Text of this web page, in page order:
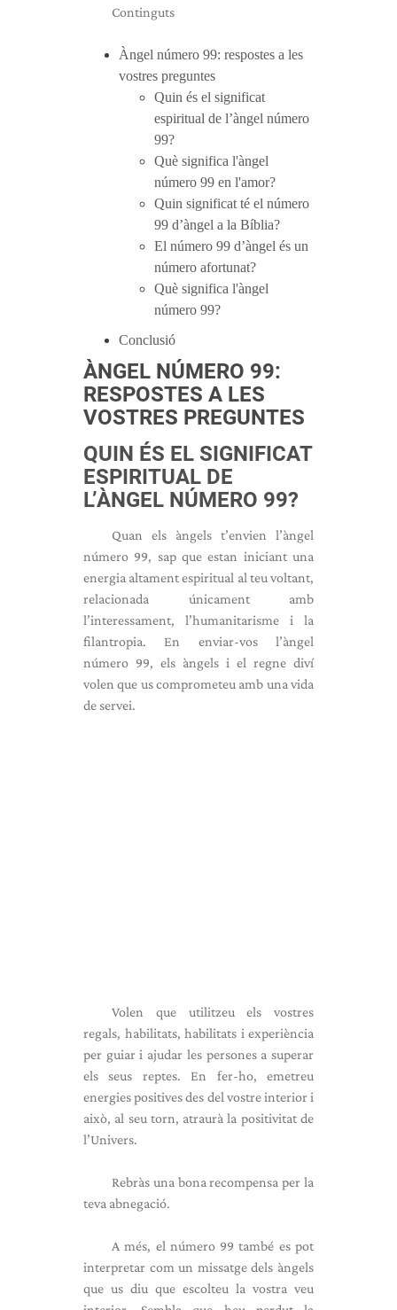
Continguts
Àngel número 99: respostes a les
vostres preguntes
Quin és el significat
espiritual de l’àngel número
99?
Què significa l'àngel
número 99 en l'amor?
Quin significat té el número
99 d’àngel a la Bíblia?
El número 99 d’àngel és un
número afortunat?
Què significa l'àngel
número 99?
Conclusió
ÀNGEL NÚMERO 99:
RESPOSTES A LES
VOSTRES PREGUNTES
QUIN ÉS EL SIGNIFICAT
ESPIRITUAL DE
L’ÀNGEL NÚMERO 99?
Quan els àngels t’envien l’àngel
número 99, sap que estan iniciant una
energia altament espiritual al teu voltant,
relacionada únicament amb
l’interessament, l’humanitarisme i la
filantropia. En enviar-vos l’àngel
número 99, els àngels i el regne diví
volen que us comprometeu amb una vida
de servei.
Volen que utilitzeu els vostres
regals, habilitats, habilitats i experiència
per guiar i ajudar les persones a superar
els seus reptes. En fer-ho, emetreu
energies positives des del vostre interior i
això, al seu torn, atraurà la positivitat de
l’Univers.
Rebràs una bona recompensa per la
teva abnegació.
A més, el número 99 també es pot
interpretar com un missatge dels àngels
que us diu que escolteu la vostra veu